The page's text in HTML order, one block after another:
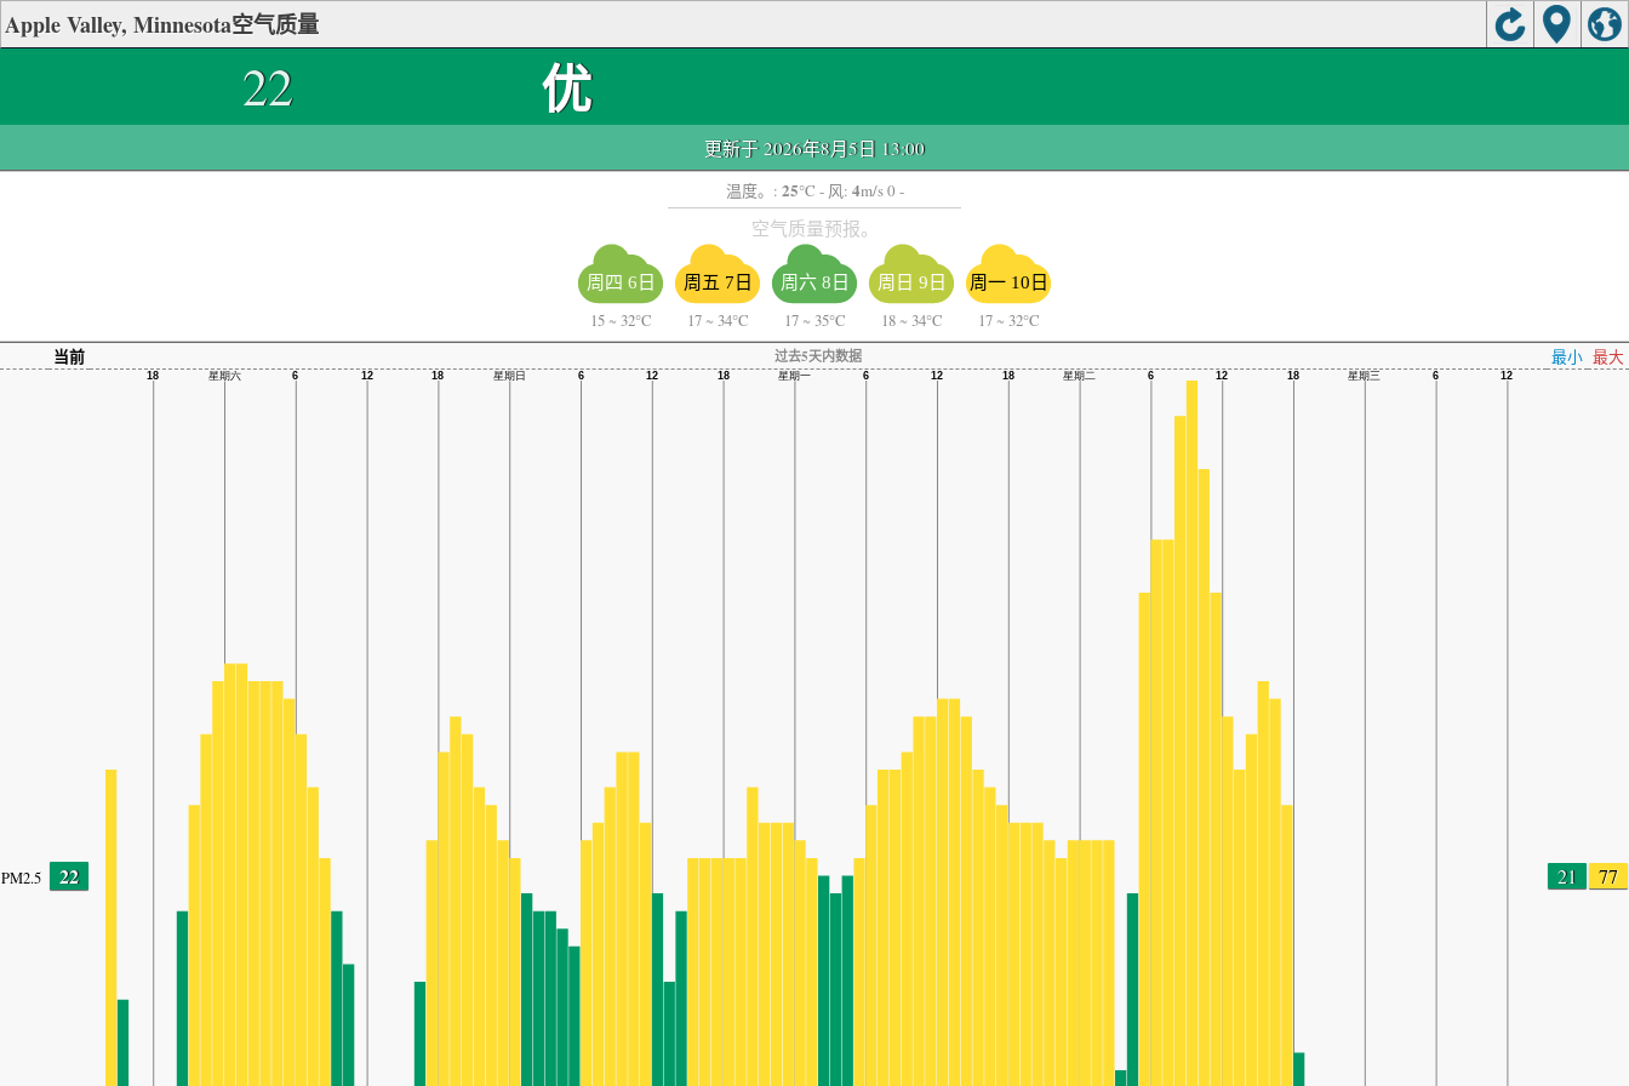
Apple Valley, Minnesota空气质量
22 优
更新于 2026年8月5日 13:00
温度。: 25°C - 风: 4m/s 0 -
空气质量预报。
周四 6日
15 ~ 32°C
周五 7日
17 ~ 34°C
周六 8日
17 ~ 35°C
周日 9日
18 ~ 34°C
周一 10日
17 ~ 32°C
当前
过去5天内数据 最小 最大
PM2.5 22 21 77